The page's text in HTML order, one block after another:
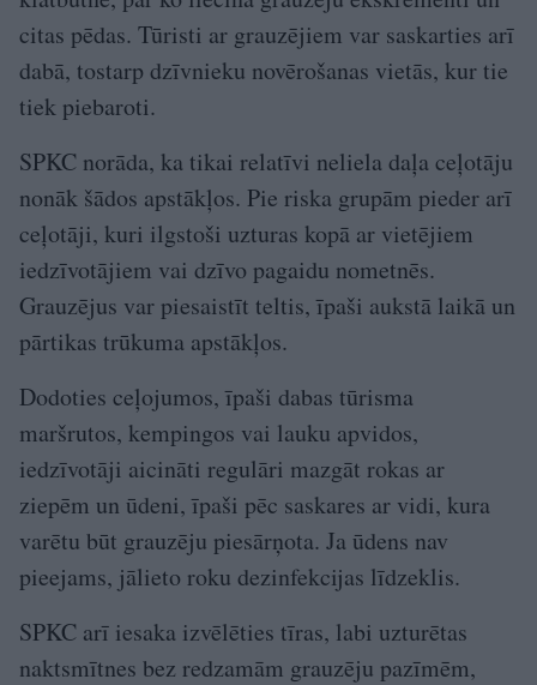
citas pēdas. Tūristi ar grauzējiem var saskarties arī
dabā, tostarp dzīvnieku novērošanas vietās, kur tie
tiek piebaroti.
SPKC norāda, ka tikai relatīvi neliela daļa ceļotāju
nonāk šādos apstākļos. Pie riska grupām pieder arī
ceļotāji, kuri ilgstoši uzturas kopā ar vietējiem
iedzīvotājiem vai dzīvo pagaidu nometnēs.
Grauzējus var piesaistīt teltis, īpaši aukstā laikā un
pārtikas trūkuma apstākļos.
Dodoties ceļojumos, īpaši dabas tūrisma
maršrutos, kempingos vai lauku apvidos,
iedzīvotāji aicināti regulāri mazgāt rokas ar
ziepēm un ūdeni, īpaši pēc saskares ar vidi, kura
varētu būt grauzēju piesārņota. Ja ūdens nav
pieejams, jālieto roku dezinfekcijas līdzeklis.
SPKC arī iesaka izvēlēties tīras, labi uzturētas
naktsmītnes bez redzamām grauzēju pazīmēm,